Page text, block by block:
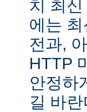
치 최
에는
전과,
HTTP
안정하
길 바란